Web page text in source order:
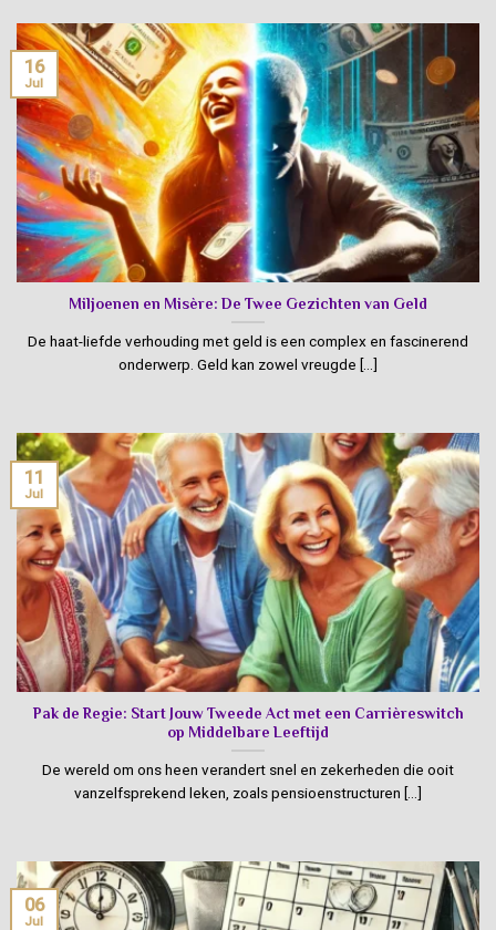
Miljoenen en Misère: De Twee Gezichten van Geld
De haat-liefde verhouding met geld is een complex en fascinerend
onderwerp. Geld kan zowel vreugde [...]
16
Jul
Pak de Regie: Start Jouw Tweede Act met een Carrièreswitch
op Middelbare Leeftijd
De wereld om ons heen verandert snel en zekerheden die ooit
vanzelfsprekend leken, zoals pensioenstructuren [...]
11
Jul
06
Jul